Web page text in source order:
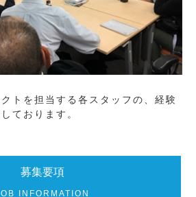
トを担当する各スタッフの、経験
ております。
募集要項
INFORMATION